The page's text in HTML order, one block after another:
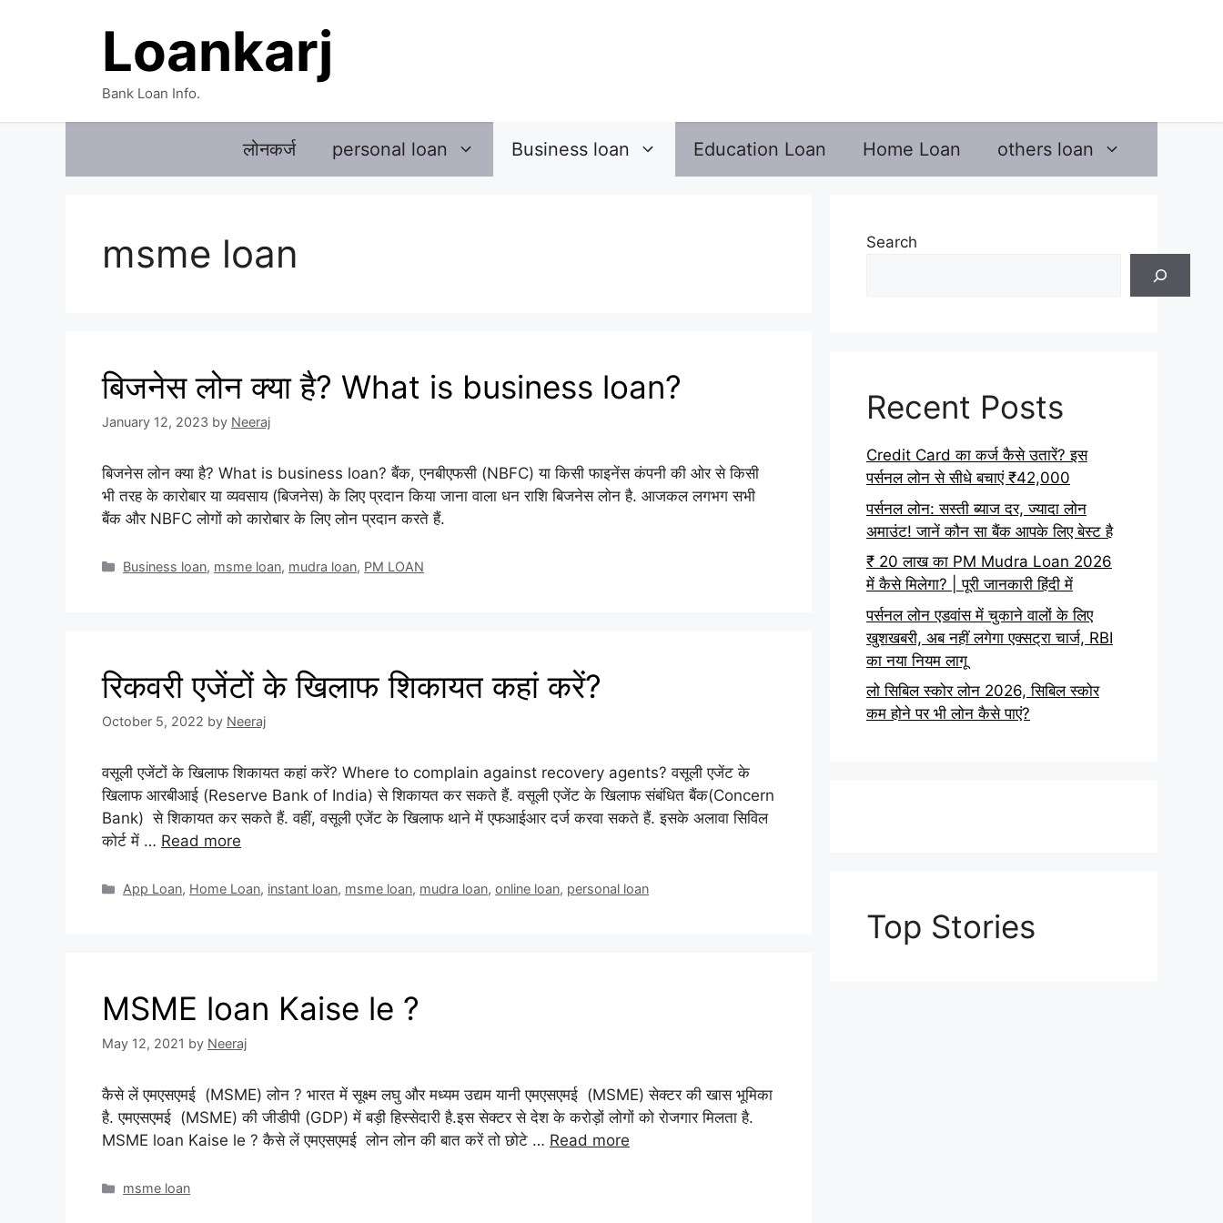
Loankarj
Bank Loan Info.
लोनकर्ज personal loan Business loan Education Loan Home Loan others loan
msme loan
बिजनेस लोन क्या है? What is business loan?
January 12, 2023 by Neeraj
बिजनेस लोन क्या है? What is business loan? बैंक, एनबीएफसी (NBFC) या किसी फाइनेंस कंपनी की ओर से किसी
भी तरह के कारोबार या व्यवसाय (बिजनेस) के लिए प्रदान किया जाना वाला धन राशि बिजनेस लोन है. आजकल लगभग सभी
बैंक और NBFC लोगों को कारोबार के लिए लोन प्रदान करते हैं.
Categories
Business loan, msme loan, mudra loan, PM LOAN
रिकवरी एजेंटों के खिलाफ शिकायत कहां करें?
October 5, 2022 by Neeraj
वसूली एजेंटों के खिलाफ शिकायत कहां करें? Where to complain against recovery agents? वसूली एजेंट के
खिलाफ आरबीआई (Reserve Bank of India) से शिकायत कर सकते हैं. वसूली एजेंट के खिलाफ संबंधित बैंक(Concern
Bank) से शिकायत कर सकते हैं. वहीं, वसूली एजेंट के खिलाफ थाने में एफआईआर दर्ज करवा सकते हैं. इसके अलावा सिविल
कोर्ट में … Read more
Categories
App Loan, Home Loan, instant loan, msme loan, mudra loan,online loan, personal loan
MSME loan Kaise le ?
May 12, 2021 by Neeraj
कैसे लें एमएसएमई (MSME) लोन ? भारत में सूक्ष्म लघु और मध्यम उद्यम यानी एमएसएमई (MSME) सेक्टर की खास भूमिका
है. एमएसएमई (MSME) की जीडीपी (GDP) में बड़ी हिस्सेदारी है.इस सेक्टर से देश के करोड़ों लोगों को रोजगार मिलता है.
MSME loan Kaise le ? कैसे लें एमएसएमई लोन लोन की बात करें तो छोटे … Read more
Categories
msme loan
Search
Recent Posts
Credit Card का कर्ज कैसे उतारें? इस
पर्सनल लोन से सीधे बचाएं ₹42,000
पर्सनल लोन: सस्ती ब्याज दर, ज्यादा लोन
अमाउंट! जानें कौन सा बैंक आपके लिए बेस्ट है
₹ 20 लाख का PM Mudra Loan 2026
में कैसे मिलेगा? | पूरी जानकारी हिंदी में
पर्सनल लोन एडवांस में चुकाने वालों के लिए
खुशखबरी, अब नहीं लगेगा एक्सट्रा चार्ज, RBI
का नया नियम लागू
लो सिबिल स्कोर लोन 2026, सिबिल स्कोर
कम होने पर भी लोन कैसे पाएं?
Top Stories